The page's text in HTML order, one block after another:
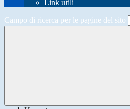
Link utili
Campo di ricerca per le pagine del sito